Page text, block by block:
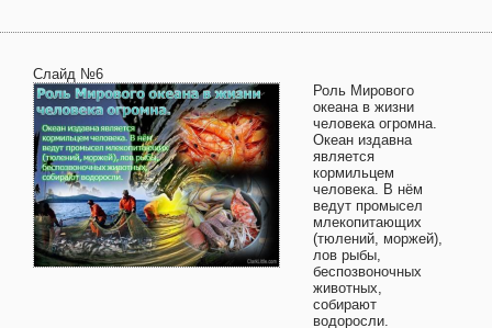
Слайд №6
Роль Мирового
океана в жизни
человека огромна.
Океан издавна
является
кормильцем
человека. В нём
ведут промысел
млекопитающих
(тюлений, моржей),
лов рыбы,
беспозвоночных
животных,
собирают
водоросли.